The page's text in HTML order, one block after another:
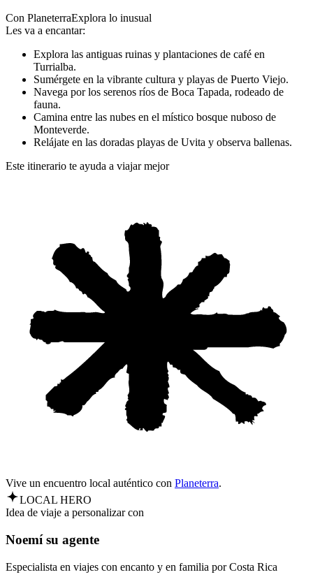
Con PlaneterraExplora lo inusual
Les va a encantar:
Explora las antiguas ruinas y plantaciones de café en
Turrialba.
Sumérgete en la vibrante cultura y playas de Puerto Viejo.
Navega por los serenos ríos de Boca Tapada, rodeado de
fauna.
Camina entre las nubes en el místico bosque nuboso de
Monteverde.
Relájate en las doradas playas de Uvita y observa ballenas.
Este itinerario te ayuda a viajar mejor
Vive un encuentro local auténtico con Planeterra.
LOCAL HERO
Idea de viaje a personalizar con
Noemí su agente
Especialista en viajes con encanto y en familia por Costa Rica